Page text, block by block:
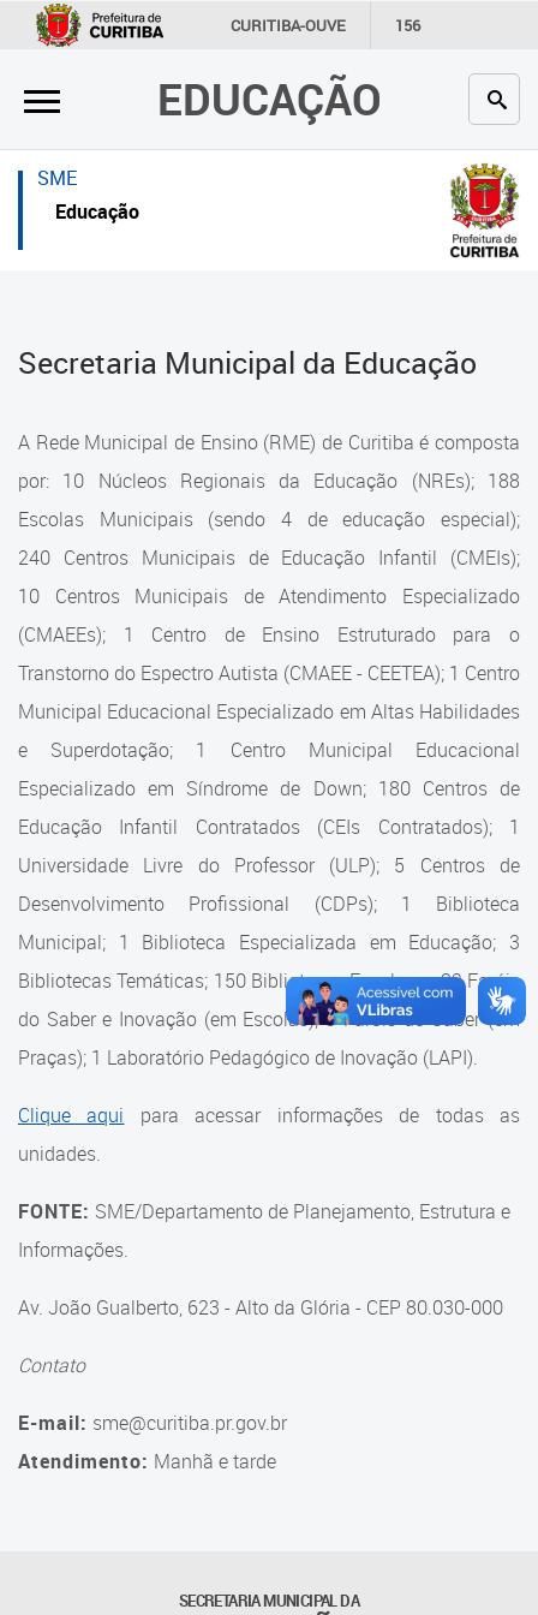
CURITIBA-OUVE 156
INFORMAÇÃO SECRETARIAS
EDUCAÇÃO
×
Inicial
Secretaria
Profissionais da educação
Contato
úteis
Portal da Prefeitura de Curitiba
Cadastramento Escolar
Cadastro Online
Portal ICS Instituto Curitiba de
Portal Aprendere
Portal do Servidor
×
Inicial
Inicial
Secretaria
Crianças e estudantes
Contato
Estrutura da Secretaria
Estrutura da Secretaria
Superintendência Executiva
Departamento de Logística
Departamento de Logística
Gerência de Almoxarifado
Gerência de Aquisição e
Gestão Contratual de
Serviços
Gerência de Contratos
Gerência de Limpeza e
Suporte aos Contratos
Gerência de Segurança
Gerência de Transporte
Gerência de Transporte para
a Educação Especial - SITES
Tecnologia
SME
Educação
Secretaria Municipal da Educação
A Rede Municipal de Ensino (RME) de Curitiba é composta
por: 10 Núcleos Regionais da Educação (NREs); 188
Escolas Municipais (sendo 4 de educação especial);
240 Centros Municipais de Educação Infantil (CMEIs);
10 Centros Municipais de Atendimento Especializado
(CMAEEs); 1 Centro de Ensino Estruturado para o
Transtorno do Espectro Autista (CMAEE - CEETEA); 1 Centro
Municipal Educacional Especializado em Altas Habilidades
e Superdotação; 1 Centro Municipal Educacional
Especializado em Síndrome de Down; 180 Centros de
Educação Infantil Contratados (CEIs Contratados); 1
Universidade Livre do Professor (ULP); 5 Centros de
Desenvolvimento Profissional (CDPs); 1 Biblioteca
Municipal; 1 Biblioteca Especializada em Educação; 3
Bibliotecas Temáticas; 150 Bibliotecas Escolares; 32 Faróis
do Saber e Inovação (em Escolas); 9 Faróis do Saber (em
Praças); 1 Laboratório Pedagógico de Inovação (LAPI).
Clique aqui para acessar informações de todas as
unidades.
FONTE: SME/Departamento de Planejamento, Estrutura e
Informações.
Av. João Gualberto, 623 - Alto da Glória - CEP 80.030-000
Contato
E-mail: sme@curitiba.pr.gov.br
Atendimento: Manhã e tarde
SECRETARIA MUNICIPAL DA